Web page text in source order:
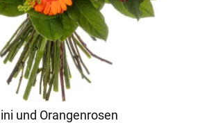
und Orangenrosen